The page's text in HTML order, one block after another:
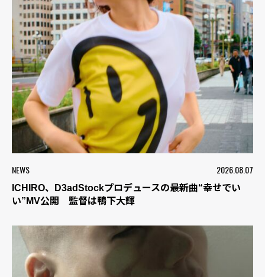
NEWS 2026.08.07
ICHIRO、D3adStockプロデュースの最新曲“幸せでい
い”MV公開 監督は鴨下大輝